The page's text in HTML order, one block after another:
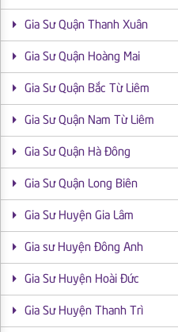
Gia Sư Quận Thanh Xuân
Gia Sư Quận Hoàng Mai
Gia Sư Quận Bắc Từ Liêm
Gia Sư Quận Nam Từ Liêm
Gia Sư Quận Hà Đông
Gia Sư Quận Long Biên
Gia Sư Huyện Gia Lâm
Gia sư Huyện Đông Anh
Gia Sư Huyện Hoài Đức
Gia Sư Huyện Thanh Trì